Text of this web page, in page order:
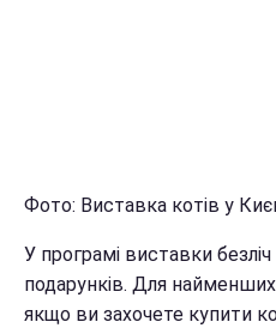
Фото: Виставка котів у
У програмі виставки
подарунків. Для
якщо ви захочете купити